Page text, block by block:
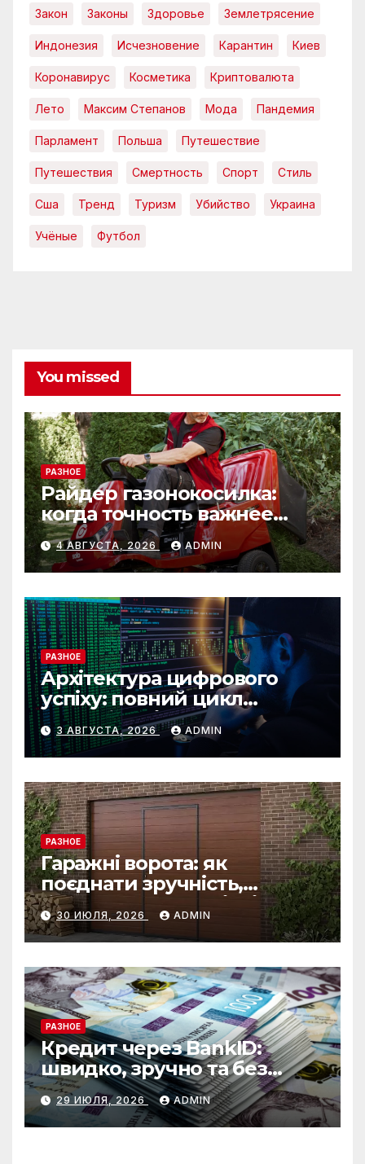
Закон Законы Здоровье Землетрясение
Индонезия Исчезновение Карантин Киев
Коронавирус Косметика Криптовалюта
Лето Максим Степанов Мода Пандемия
Парламент Польша Путешествие
Путешествия Смертность Спорт Стиль
Сша Тренд Туризм Убийство Украина
Учёные Футбол
You missed
РАЗНОЕ
Райдер газонокосилка:
когда точность важнее
скорости
4 АВГУСТА, 2026 ADMIN
РАЗНОЕ
Архітектура цифрового
успіху: повний цикл
розробки від IST Group
3 АВГУСТА, 2026 ADMIN
РАЗНОЕ
Гаражні ворота: як
поєднати зручність,
безпеку та довговічність
30 ИЮЛЯ, 2026 ADMIN
РАЗНОЕ
Кредит через BankID:
швидко, зручно та без
зайвих формальностей
29 ИЮЛЯ, 2026 ADMIN